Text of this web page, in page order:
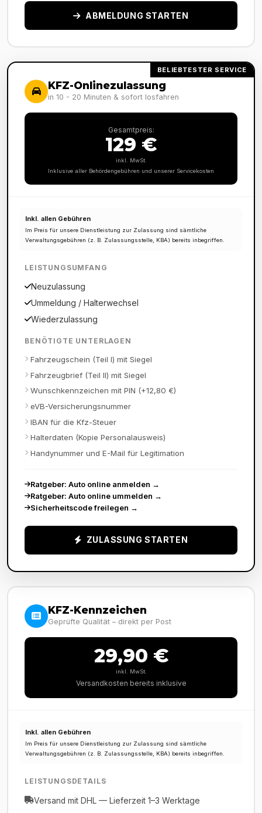
ABMELDUNG STARTEN
BELIEBTESTER SERVICE
KFZ-Onlinezulassung
in 10 - 20 Minuten & sofort losfahren
Gesamtpreis:
129 €
inkl. MwSt.
Inklusive aller Behördengebühren und unserer Servicekosten
Inkl. allen Gebühren
Im Preis für unsere Dienstleistung zur Zulassung sind sämtliche
Verwaltungsgebühren (z. B. Zulassungsstelle, KBA) bereits inbegriffen.
LEISTUNGSUMFANG
Neuzulassung
Ummeldung / Halterwechsel
Wiederzulassung
BENÖTIGTE UNTERLAGEN
Fahrzeugschein (Teil I) mit Siegel
Fahrzeugbrief (Teil II) mit Siegel
Wunschkennzeichen mit PIN (+12,80 €)
eVB-Versicherungsnummer
IBAN für die Kfz-Steuer
Halterdaten (Kopie Personalausweis)
Handynummer und E-Mail für Legitimation
Ratgeber: Auto online anmelden →
Ratgeber: Auto online ummelden →
Sicherheitscode freilegen →
ZULASSUNG STARTEN
KFZ-Kennzeichen
Geprüfte Qualität – direkt per Post
29,90 €
inkl. MwSt.
Versandkosten bereits inklusive
Inkl. allen Gebühren
Im Preis für unsere Dienstleistung zur Zulassung sind sämtliche
Verwaltungsgebühren (z. B. Zulassungsstelle, KBA) bereits inbegriffen.
LEISTUNGSDETAILS
Versand mit DHL — Lieferzeit 1–3 Werktage